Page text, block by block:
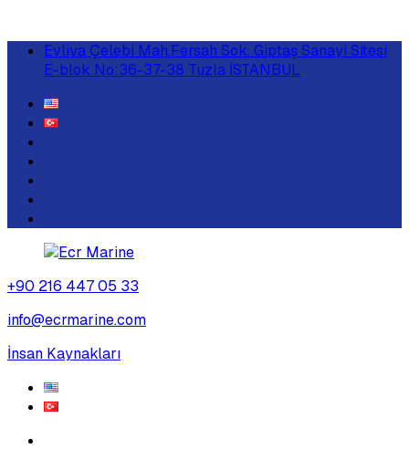
Evliya Çelebi Mah.Fersah Sok. Giptaş Sanayi Sitesi
E-blok No:36-37-38 Tuzla İSTANBUL
+90 216 447 05 33
info@ecrmarine.com
İnsan Kaynakları